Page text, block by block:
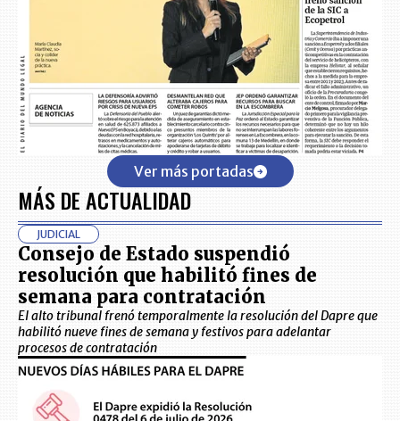
Ver más portadas
MÁS DE ACTUALIDAD
JUDICIAL
Consejo de Estado suspendió
resolución que habilitó fines de
semana para contratación
El alto tribunal frenó temporalmente la resolución del Dapre que
habilitó nueve fines de semana y festivos para adelantar
procesos de contratación